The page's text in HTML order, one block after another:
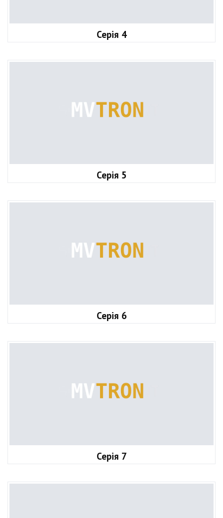
Серія 4
Серія 5
Серія 6
Серія 7